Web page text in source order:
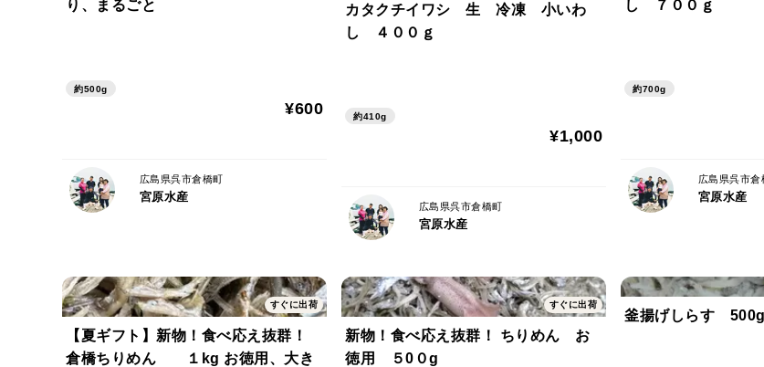
り、まるごと
約500g
¥600
広島県呉市倉橋町
宮原水産
カタクチイワシ 生 冷凍 小いわ
し ４００ｇ
約410g
¥1,000
広島県呉市倉橋町
宮原水産
し ７００ｇ
約700g
広島県呉市倉
宮原水産
すぐに出荷
【夏ギフト】新物！食べ応え抜群！
倉橋ちりめん １kg お徳用、大き
すぐに出荷
新物！食べ応え抜群！ ちりめん お
徳用 ５0０g
釜揚げしらす 500g